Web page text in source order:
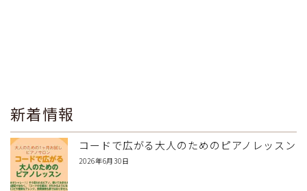
新着情報
コードで広がる大人のためのピアノレッスン
2026年6月30日